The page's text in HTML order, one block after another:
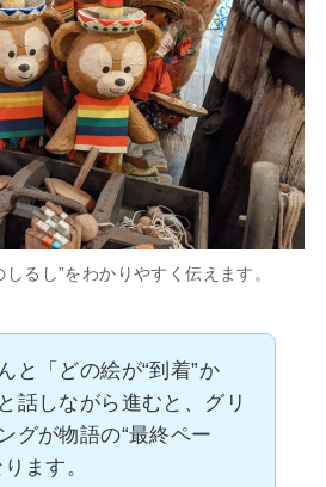
るし”をわかりやすく伝えます。
と「どの絵が“到着”か
話しながら進むと、グリ
グが物語の“最終ペー
ます。